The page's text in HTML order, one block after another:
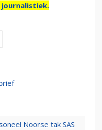
Noorse tak SAS